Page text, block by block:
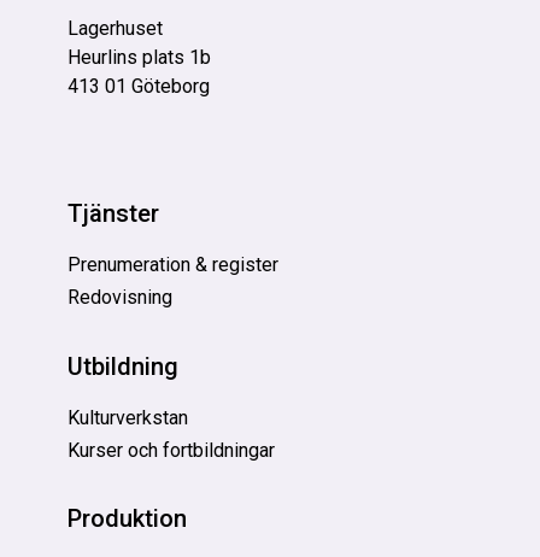
Lagerhuset
Heurlins plats 1b
413 01 Göteborg
Tjänster
Prenumeration & register
Redovisning
Utbildning
Kulturverkstan
Kurser och fortbildningar
Produktion